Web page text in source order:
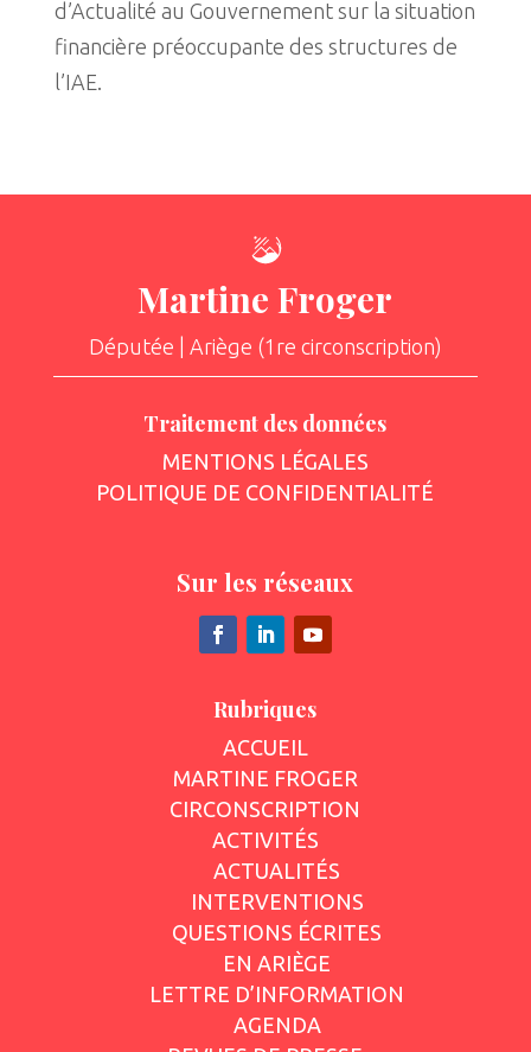
d’Actualité au Gouvernement sur la situation
financière préoccupante des structures de
l’IAE.
Martine Froger
Députée | Ariège (1re circonscription)
Traitement des données
MENTIONS LÉGALES
POLITIQUE DE CONFIDENTIALITÉ
Sur les réseaux
Rubriques
ACCUEIL
MARTINE FROGER
CIRCONSCRIPTION
ACTIVITÉS
ACTUALITÉS
INTERVENTIONS
QUESTIONS ÉCRITES
EN ARIÈGE
LETTRE D’INFORMATION
AGENDA